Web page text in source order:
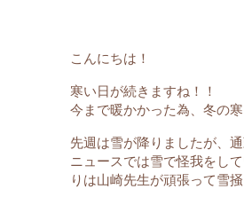
こんにちは！
寒い日が続きますね！！
今まで暖かかった為、冬の
先週は雪が降りましたが、
ニュースでは雪で怪我をし
りは山崎先生が頑張って雪